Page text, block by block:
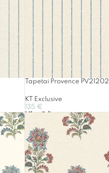
Tapetai Provence PV21202
KT Exclusive
135 €
Į Krepšelį